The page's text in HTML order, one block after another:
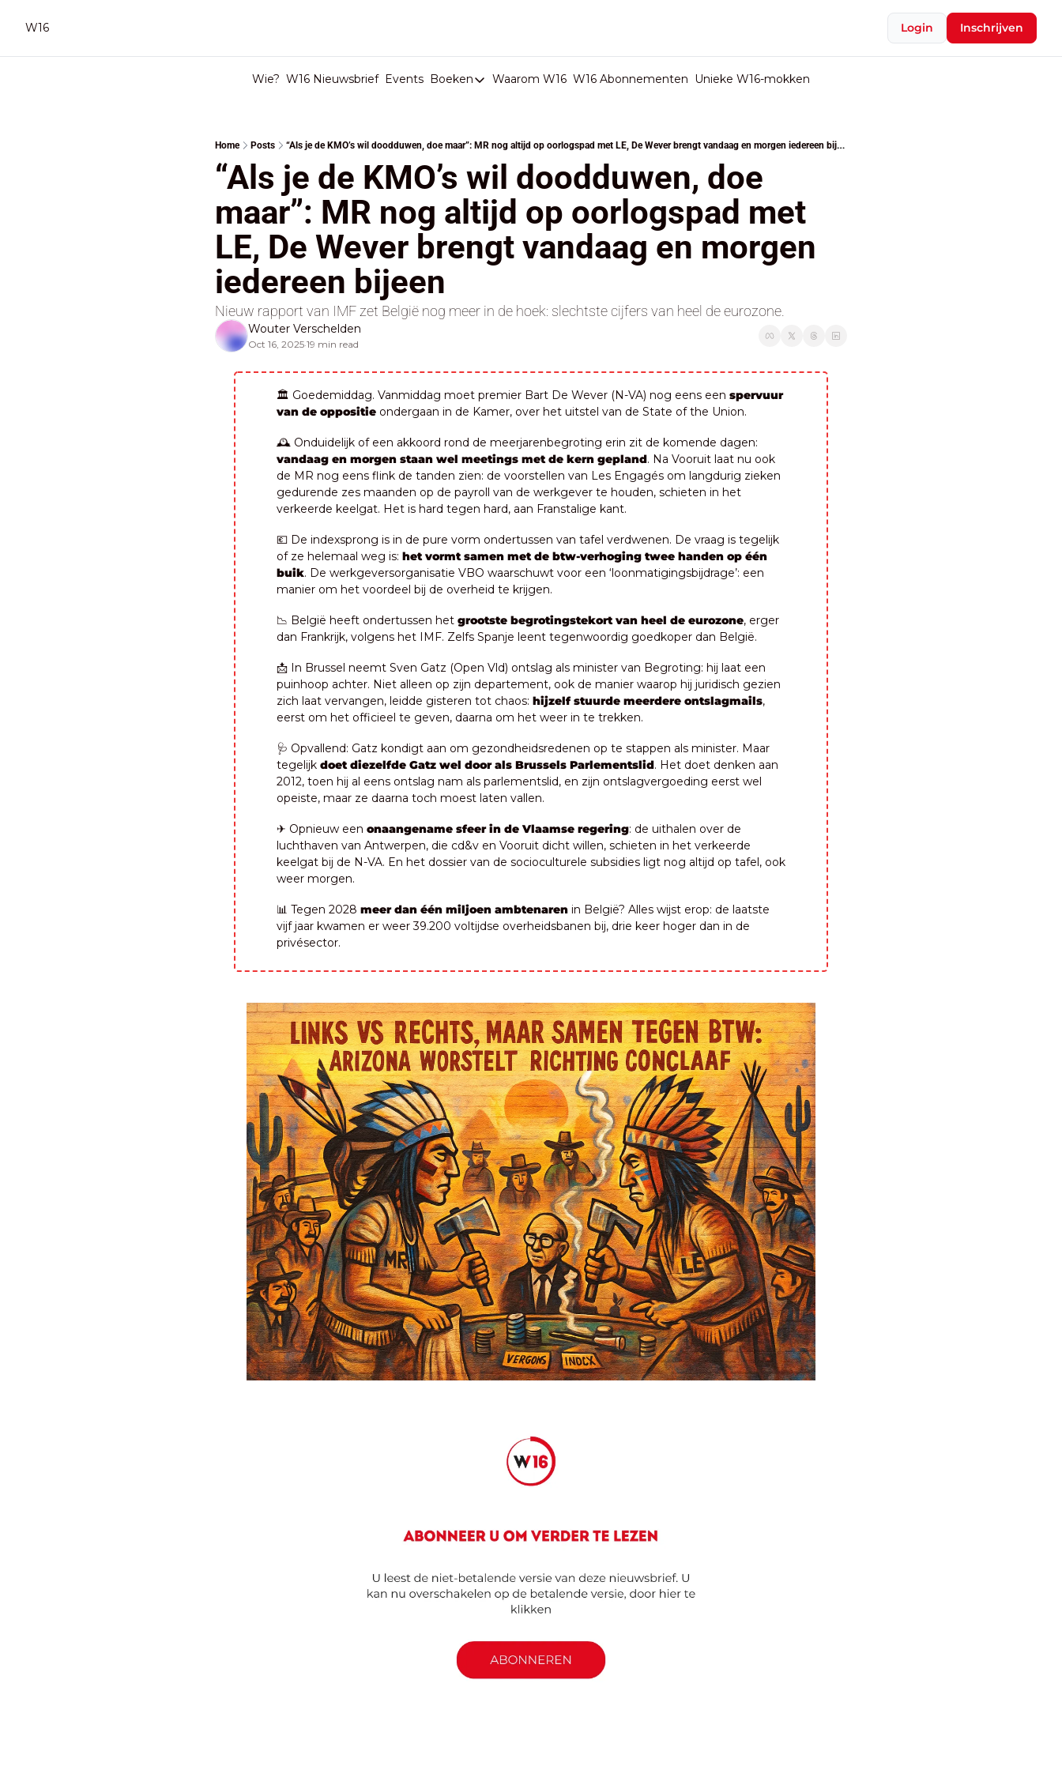
W16 Login Inschrijven
Wie? W16 Nieuwsbrief Events Boeken
Boeken
Boeken
Stop de Persen
Het Merk België
De Doodgravers van België
Bpost Hold-up
Waarom W16 W16 Abonnementen Unieke W16-mokken
Home Posts “Als je de KMO’s wil doodduwen, doe maar”: MR nog altijd op oorlogspad met LE, De Wever brengt vandaag en morgen iedereen bijeen
“Als je de KMO’s wil doodduwen, doe
maar”: MR nog altijd op oorlogspad met
LE, De Wever brengt vandaag en morgen
iedereen bijeen
Nieuw rapport van IMF zet België nog meer in de hoek: slechtste cijfers van heel de eurozone.
Wouter Verschelden
Oct 16, 2025•19 min read
🏛️ Goedemiddag. Vanmiddag moet premier Bart De Wever (N-VA) nog eens een spervuur
van de oppositie ondergaan in de Kamer, over het uitstel van de State of the Union.
vandaag en morgen staan wel meetings met de kern gepland. Na Vooruit laat nu ook
de MR nog eens flink de tanden zien: de voorstellen van Les Engagés om langdurig zieken
gedurende zes maanden op de payroll van de werkgever te houden, schieten in het
verkeerde keelgat. Het is hard tegen hard, aan Franstalige kant.
💶 De indexsprong is in de pure vorm ondertussen van tafel verdwenen. De vraag is tegelijk
of ze helemaal weg is: het vormt samen met de btw-verhoging twee handen op één
buik. De werkgeversorganisatie VBO waarschuwt voor een ‘loonmatigingsbijdrage’: een
manier om het voordeel bij de overheid te krijgen.
📉 België heeft ondertussen het grootste begrotingstekort van heel de eurozone, erger
dan Frankrijk, volgens het IMF. Zelfs Spanje leent tegenwoordig goedkoper dan België.
📩 In Brussel neemt Sven Gatz (Open Vld) ontslag als minister van Begroting: hij laat een
puinhoop achter. Niet alleen op zijn departement, ook de manier waarop hij juridisch gezien
zich laat vervangen, leidde gisteren tot chaos: hijzelf stuurde meerdere ontslagmails,
eerst om het officieel te geven, daarna om het weer in te trekken.
🩺 Opvallend: Gatz kondigt aan om gezondheidsredenen op te stappen als minister. Maar
tegelijk doet diezelfde Gatz wel door als Brussels Parlementslid. Het doet denken aan
2012, toen hij al eens ontslag nam als parlementslid, en zijn ontslagvergoeding eerst wel
opeiste, maar ze daarna toch moest laten vallen.
✈️ Opnieuw een onaangename sfeer in de Vlaamse regering: de uithalen over de
luchthaven van Antwerpen, die cd&v en Vooruit dicht willen, schieten in het verkeerde
keelgat bij de N-VA. En het dossier van de socioculturele subsidies ligt nog altijd op tafel, ook
weer morgen.
📊 Tegen 2028 meer dan één miljoen ambtenaren in België? Alles wijst erop: de laatste
vijf jaar kwamen er weer 39.200 voltijdse overheidsbanen bij, drie keer hoger dan in de
privésector.